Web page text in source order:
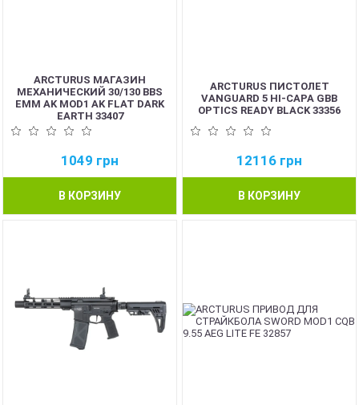
ARCTURUS МАГАЗИН
МЕХАНИЧЕСКИЙ 30/130 BBS
EMM AK MOD1 AK FLAT DARK
EARTH 33407
1049 грн
В КОРЗИНУ
ARCTURUS ПИСТОЛЕТ
VANGUARD 5 HI-CAPA GBB
OPTICS READY BLACK 33356
12116 грн
В КОРЗИНУ